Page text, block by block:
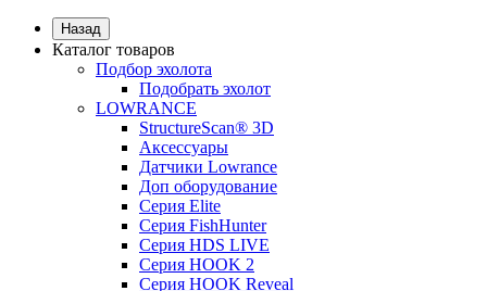
Назад
Каталог товаров
Подбор эхолота
Подобрать эхолот
LOWRANCE
StructureScan® 3D
Аксессуары
Датчики Lowrance
Доп оборудование
Серия Elite
Серия FishHunter
Серия HDS LIVE
Серия HOOK 2
Серия HOOK Reveal